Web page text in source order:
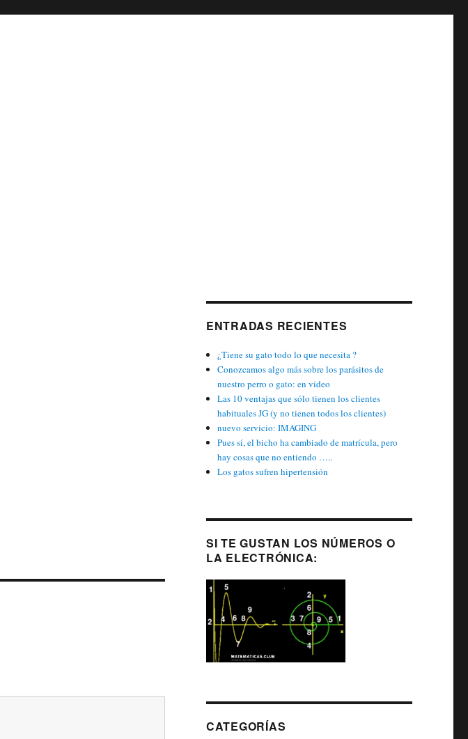
ENTRADAS RECIENTES
¿Tiene su gato todo lo que necesita ?
Conozcamos algo más sobre los parásitos de
nuestro perro o gato: en video
Las 10 ventajas que sólo tienen los clientes
habituales JG (y no tienen todos los clientes)
nuevo servicio: IMAGING
Pues sí, el bicho ha cambiado de matrícula, pero
hay cosas que no entiendo …..
Los gatos sufren hipertensión
SI TE GUSTAN LOS NÚMEROS O
LA ELECTRÓNICA:
CATEGORÍAS